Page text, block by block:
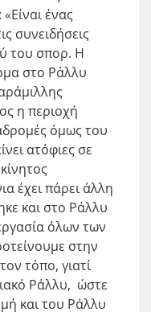
ένας
συνειδήσεις
του σπορ. Η
στο Ράλλυ
η περιοχή
όμως του
ατόφιες σε
έχει πάρει άλλη
και στο Ράλλυ
όλων των
στην
τόπο, γιατί
Ράλλυ, ώστε
και του Ράλλυ